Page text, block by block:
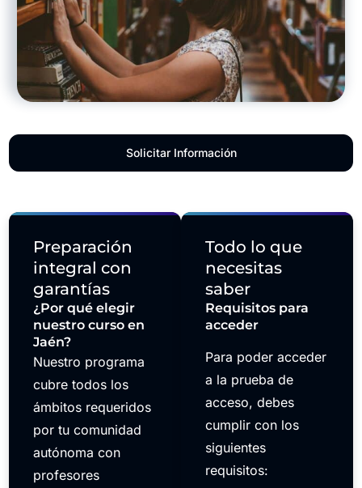
Preparación
integral con
garantías
¿Por qué elegir
nuestro curso en
Jaén?
Nuestro programa
cubre todos los
ámbitos requeridos
por tu comunidad
autónoma con
profesores
Todo lo que
necesitas
saber
Requisitos para
acceder
Para poder acceder
a la prueba de
acceso, debes
cumplir con los
siguientes
requisitos:
Solicitar Información